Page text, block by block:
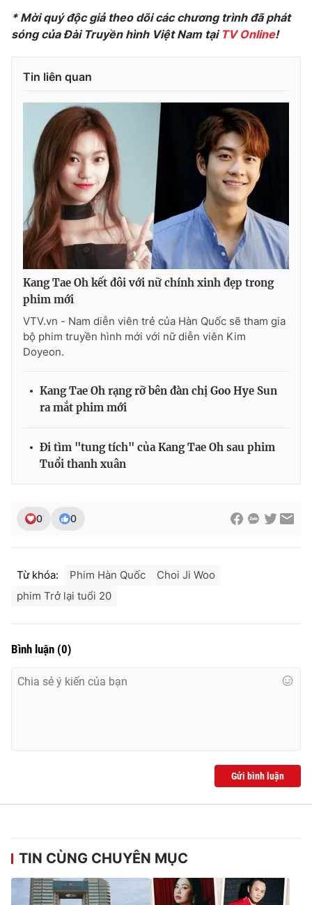
Email:
toasoan@vtv.vn
® Cấm sao chép dưới mọi hình thức nếu không có sự chấp
thuận bằng văn bản. Ghi rõ nguồn VTV.vn khi phát hành lại
thông tin từ website này.
* Mời quý độc giả theo dõi các chương trình đã phát
sóng của Đài Truyền hình Việt Nam tại TV Online!
Tin liên quan
Kang Tae Oh kết đôi với nữ chính xinh đẹp trong
phim mới
VTV.vn - Nam diễn viên trẻ của Hàn Quốc sẽ tham gia
bộ phim truyền hình mới với nữ diễn viên Kim
Doyeon.
Kang Tae Oh rạng rỡ bên đàn chị Goo Hye Sun
ra mắt phim mới
Đi tìm "tung tích" của Kang Tae Oh sau phim
Tuổi thanh xuân
0 0
Từ khóa: Phim Hàn Quốc
Choi Ji Woo
phim Trở lại tuổi 20
Bình luận (0)
Gửi bình luận
TIN CÙNG CHUYÊN MỤC